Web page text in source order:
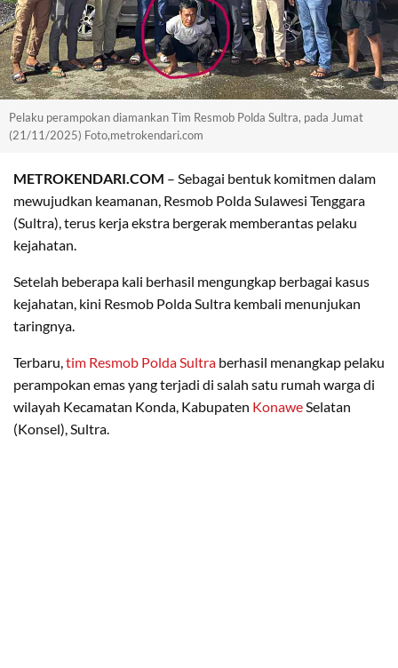
Pelaku perampokan diamankan Tim Resmob Polda Sultra, pada Jumat
(21/11/2025) Foto,metrokendari.com
METROKENDARI.COM – Sebagai bentuk komitmen dalam
mewujudkan keamanan, Resmob Polda Sulawesi Tenggara
(Sultra), terus kerja ekstra bergerak memberantas pelaku
kejahatan.
Setelah beberapa kali berhasil mengungkap berbagai kasus
kejahatan, kini Resmob Polda Sultra kembali menunjukan
taringnya.
Terbaru,tim Resmob Polda Sultra berhasil menangkap pelaku
perampokan emas yang terjadi di salah satu rumah warga di
wilayah Kecamatan Konda, Kabupaten KonaweSelatan
(Konsel), Sultra.